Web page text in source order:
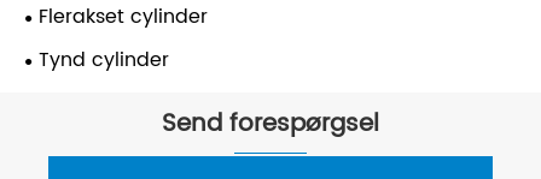
Flerakset cylinder
Tynd cylinder
Send forespørgsel